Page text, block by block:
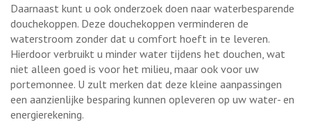
Daarnaast kunt u ook onderzoek doen naar waterbesparende
douchekoppen. Deze douchekoppen verminderen de
waterstroom zonder dat u comfort hoeft in te leveren.
Hierdoor verbruikt u minder water tijdens het douchen, wat
niet alleen goed is voor het milieu, maar ook voor uw
portemonnee. U zult merken dat deze kleine aanpassingen
een aanzienlijke besparing kunnen opleveren op uw water- en
energierekening.